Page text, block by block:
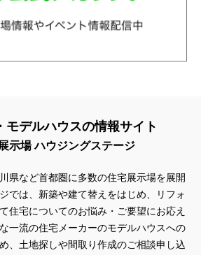
モデルハウスの情報サイト
示場 ハウジングステージ
県など首都圏に多数の住宅展示場を展開
では、新築や建て替えをはじめ、リフォ
住宅についてのお悩み・ご要望にお応え
一流の住宅メーカーのモデルハウスへの
、土地探しや間取り作成のご相談申し込